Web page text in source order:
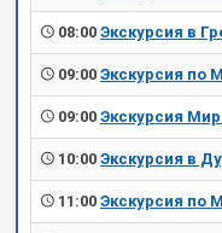
08:00 Экскурсия в
09:00 Экскурсия по
09:00 Экскурсия
10:00 Экскурсия в
11:00 Экскурсия по